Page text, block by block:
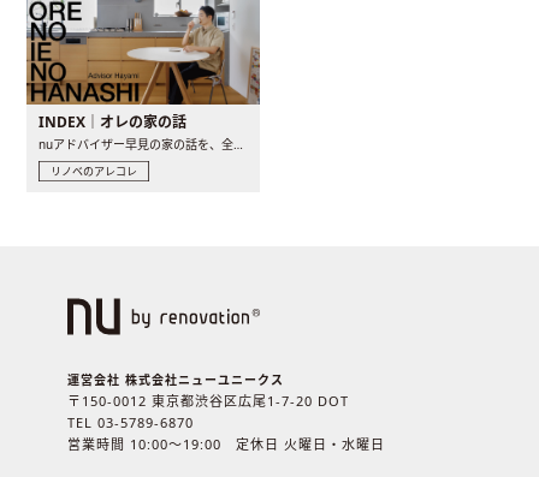
INDEX｜オレの家の話
リノベのアレコレ
運営会社 株式会社ニューユニークス
〒150-0012 東京都渋谷区広尾1-7-20 DOT
TEL 03-5789-6870
営業時間 10:00〜19:00 定休日 火曜日・水曜日